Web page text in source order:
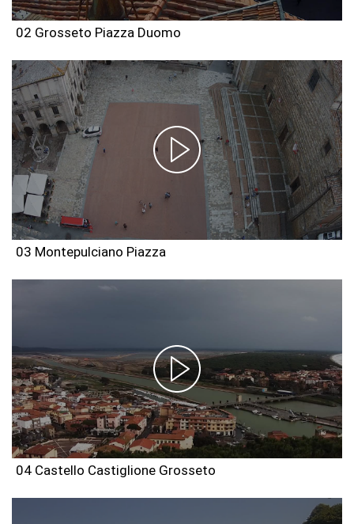
02 Grosseto Piazza Duomo
03 Montepulciano Piazza
04 Castello Castiglione Grosseto